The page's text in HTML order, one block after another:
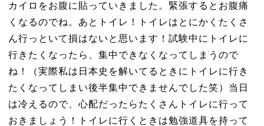
カイロをお腹に貼っていきました。緊張するとお腹痛
くなるのでね。あとトイレ！トイレはとにかくたくさ
ん行っといて損はないと思います！試験中にトイレに
行きたくなったら、集中できなくなってしまうので
ね！（実際私は日本史を解いてるときにトイレに行き
たくなってしまい後半集中できませんでした笑）当日
は冷えるので、心配だったらたくさんトイレに行って
おきましょう！トイレに行くときは勉強道具を持って